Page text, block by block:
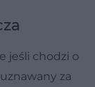
jeśli chodzi o
za